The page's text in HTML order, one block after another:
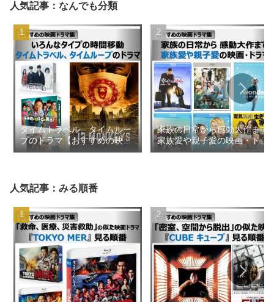
人気記事：なんでも分類
タイムトラベル、タイムルー
プのドラマ【おすすめの映画
ドラマ集】
家族の日常から感動大作まで
家族愛や親子愛の映画・ドラ
マ【おすすめの映画ドラマ
人気記事：みる順番